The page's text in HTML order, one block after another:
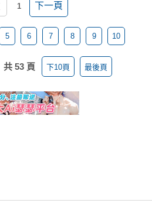
1 下一頁
5 6 7 8 9 10
共 53 頁 下10頁 最後頁